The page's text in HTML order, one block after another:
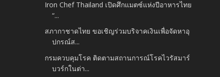
Iron Chef Thailand เปิดศึกแมตซ์แห่งปีอาหารไทย
“...
สภากาชาดไทย ขอเชิญร่วมบริจาคเงินเพื่อจัดหาอุ
ปกรณ์ส...
กรมควบคุมโรค ติดตามสถานการณ์โรคไวรัสมาร์
บวร์กในต่า...